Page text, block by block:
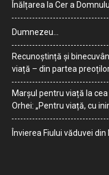
Înălțarea la Cer a
Dumnezeu…
Recunoștință și
viață – din partea
Marșul pentru viață la
Orhei: „Pentru viață, cu
Învierea Fiului văduvei din